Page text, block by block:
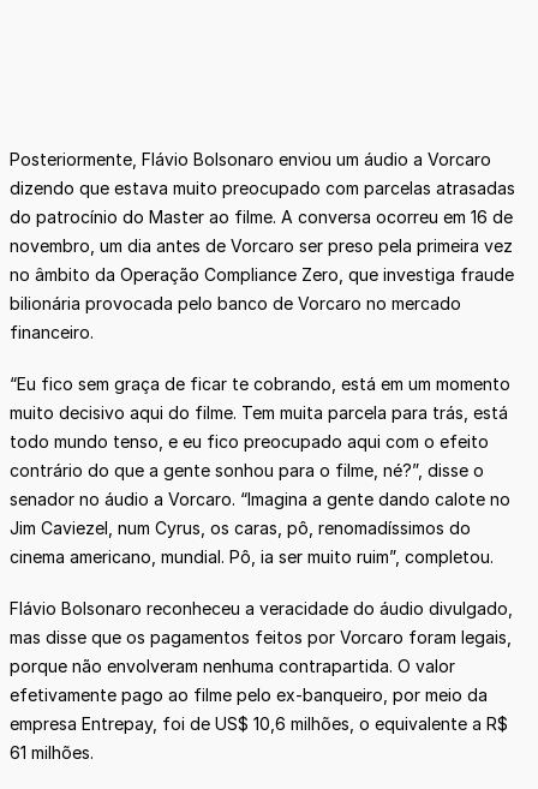
Posteriormente, Flávio Bolsonaro enviou um áudio a Vorcaro
dizendo que estava muito preocupado com parcelas atrasadas
do patrocínio do Master ao filme. A conversa ocorreu em 16 de
novembro, um dia antes de Vorcaro ser preso pela primeira vez
no âmbito da Operação Compliance Zero, que investiga fraude
bilionária provocada pelo banco de Vorcaro no mercado
financeiro.
“Eu fico sem graça de ficar te cobrando, está em um momento
muito decisivo aqui do filme. Tem muita parcela para trás, está
todo mundo tenso, e eu fico preocupado aqui com o efeito
contrário do que a gente sonhou para o filme, né?”, disse o
senador no áudio a Vorcaro. “Imagina a gente dando calote no
Jim Caviezel, num Cyrus, os caras, pô, renomadíssimos do
cinema americano, mundial. Pô, ia ser muito ruim”, completou.
Flávio Bolsonaro reconheceu a veracidade do áudio divulgado,
mas disse que os pagamentos feitos por Vorcaro foram legais,
porque não envolveram nenhuma contrapartida. O valor
efetivamente pago ao filme pelo ex-banqueiro, por meio da
empresa Entrepay, foi de US$ 10,6 milhões, o equivalente a R$
61 milhões.